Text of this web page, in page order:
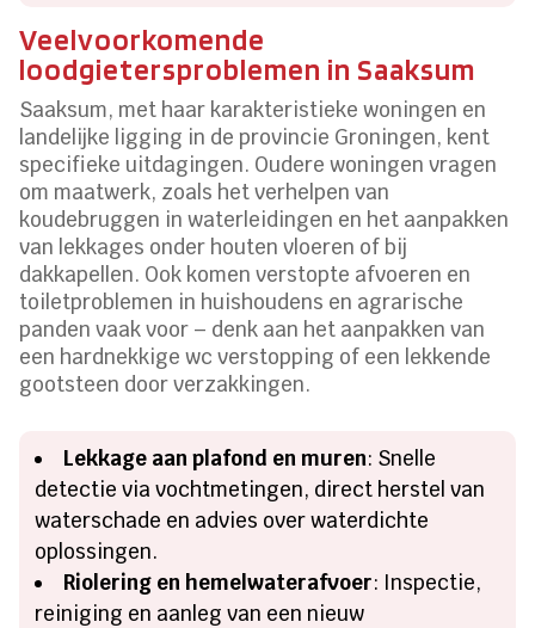
Veelvoorkomende
loodgietersproblemen in Saaksum
Saaksum, met haar karakteristieke woningen en
landelijke ligging in de provincie Groningen, kent
specifieke uitdagingen. Oudere woningen vragen
om maatwerk, zoals het verhelpen van
koudebruggen in waterleidingen en het aanpakken
van lekkages onder houten vloeren of bij
dakkapellen. Ook komen verstopte afvoeren en
toiletproblemen in huishoudens en agrarische
panden vaak voor – denk aan het aanpakken van
een hardnekkige wc verstopping of een lekkende
gootsteen door verzakkingen.
Lekkage aan plafond en muren: Snelle
detectie via vochtmetingen, direct herstel van
waterschade en advies over waterdichte
oplossingen.
Riolering en hemelwaterafvoer: Inspectie,
reiniging en aanleg van een nieuw